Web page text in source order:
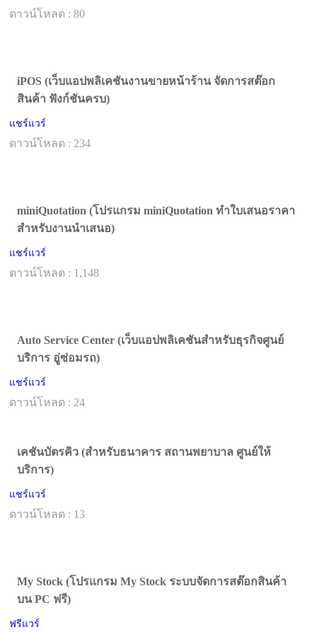
ดาวน์โหลด : 80
iPOS (เว็บแอปพลิเคชันงานขายหน้าร้าน จัดการสต๊อก
สินค้า ฟังก์ชันครบ)
แชร์แวร์
ดาวน์โหลด : 234
miniQuotation (โปรแกรม miniQuotation ทำใบเสนอราคา
สำหรับงานนำเสนอ)
แชร์แวร์
ดาวน์โหลด : 1,148
Auto Service Center (เว็บแอปพลิเคชันสำหรับธุรกิจศูนย์
บริการ อู่ซ่อมรถ)
แชร์แวร์
ดาวน์โหลด : 24
เคชันบัตรคิว (สำหรับธนาคาร สถานพยาบาล ศูนย์ให้
บริการ)
แชร์แวร์
ดาวน์โหลด : 13
My Stock (โปรแกรม My Stock ระบบจัดการสต๊อกสินค้า
บน PC ฟรี)
ฟรีแวร์